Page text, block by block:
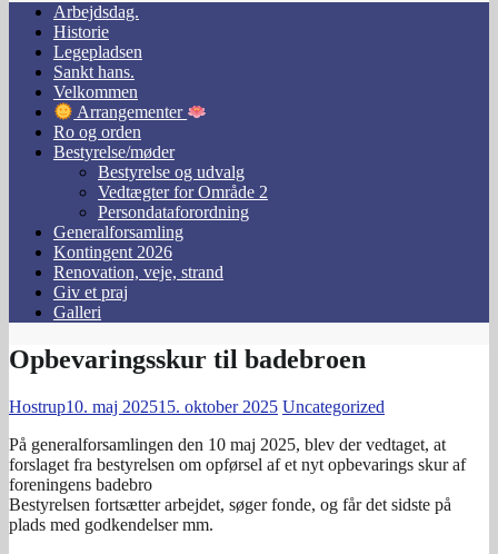
Arbejdsdag.
Historie
Legepladsen
Sankt hans.
Velkommen
Arrangementer
Ro og orden
Bestyrelse/møder
Bestyrelse og udvalg
Vedtægter for Område 2
Persondataforordning
Generalforsamling
Kontingent 2026
Renovation, veje, strand
Giv et praj
Galleri
Opbevaringsskur til badebroen
Hostrup10. maj 202515. oktober 2025 Uncategorized
På generalforsamlingen den 10 maj 2025, blev der vedtaget, at
forslaget fra bestyrelsen om opførsel af et nyt opbevarings skur af
foreningens badebro
Bestyrelsen fortsætter arbejdet, søger fonde, og får det sidste på
plads med godkendelser mm.